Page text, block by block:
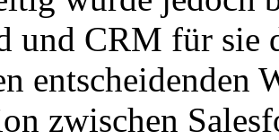
und CRM für
entscheidenden
zwischen